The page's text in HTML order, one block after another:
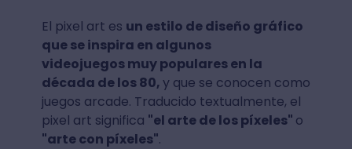
El pixel art es un estilo de diseño gráfico
que se inspira en algunos
videojuegos muy populares en la
década de los 80,y que se conocen como
juegos arcade. Traducido textualmente, el
pixel art significa "el arte de los píxeles" o
"arte con píxeles".